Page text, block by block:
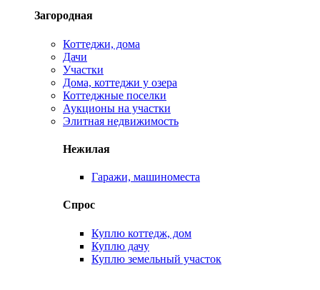
Загородная
Коттеджи, дома
Дачи
Участки
Дома, коттеджи у озера
Коттеджные поселки
Аукционы на участки
Элитная недвижимость
Нежилая
Гаражи, машиноместа
Спрос
Куплю коттедж, дом
Куплю дачу
Куплю земельный участок